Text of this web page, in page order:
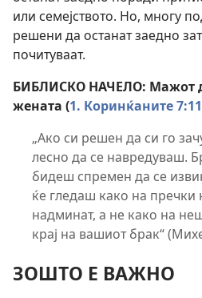
или семејството. Но, многу
решени да останат заедно
почитуваат.
БИБЛИСКО НАЧЕЛО: Мажот
жената (1. Коринќаните 7:11
„Ако си решен да си го
лесно да се навредуваш.
бидеш спремен да се
ќе гледаш како на пречки
надминат, а не како на
крај на вашиот брак“
ЗОШТО Е ВАЖНО